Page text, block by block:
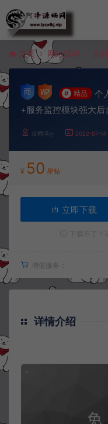
首页 网站源码 支
# 精品
个
+服务监控模块强大后
冷雨泽ღ 2022-07-14
¥ 50 星钻
立即下载
增值服务：
详情介绍